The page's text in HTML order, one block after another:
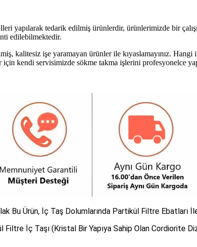
yapılarak tedarik edilmiş ürünlerdir, ürünlerimizde bir
edilebilmektedir.
kalitesiz işe yaramayan ürünler ile kıyaslamayınız. Hangi
kendi servisimizde sökme takma işlerini profesyonelce
Bu Ürün, İç Taş Dolumlarında Partikül Filtre Ebatları
İç Taşı (Kristal Bir Yapıya Sahip Olan Cordiorite